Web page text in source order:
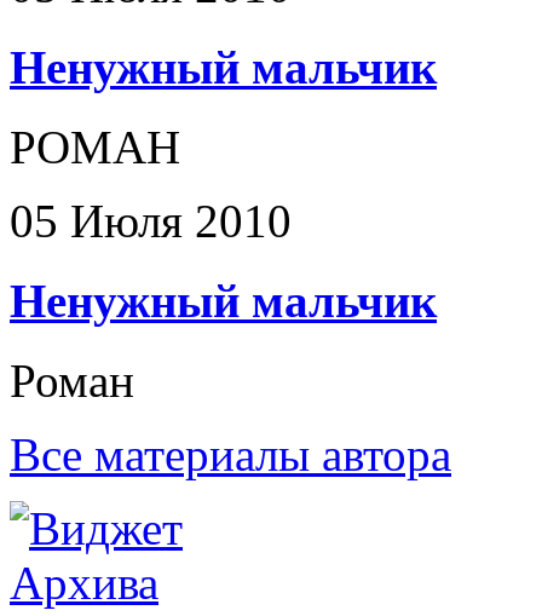
Ненужный мальчик
РОМАН
05 Июля 2010
Ненужный мальчик
Роман
Все материалы автора